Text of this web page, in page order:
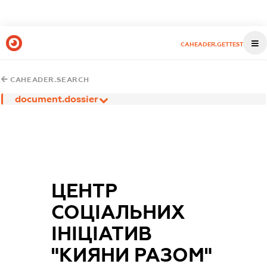
CAHEADER.GETTEST
CAHEADER.SEARCH
document.dossier
ЦЕНТР
СОЦІАЛЬНИХ
ІНІЦІАТИВ
"КИЯНИ РАЗОМ"